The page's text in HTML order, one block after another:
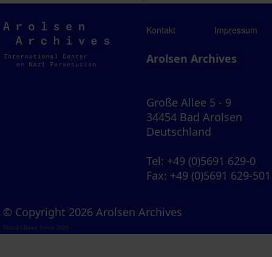
Arolsen
Archives
Kontakt Impressum
Arolsen Archives
Große Allee 5 - 9
34454 Bad Arolsen
Deutschland
Tel: +49 (0)5691 629-0
Fax: +49 (0)5691 629-501
© Copyright 2026 Arolsen Archives
Visual Library Server 2026